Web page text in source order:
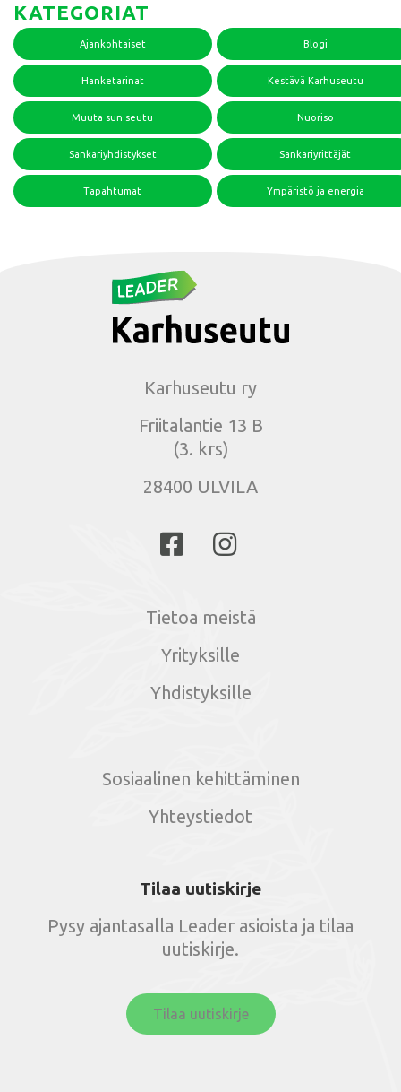
KATEGORIAT
Ajankohtaiset Blogi
Hanketarinat Kestävä Karhuseutu
Muuta sun seutu Nuoriso
Sankariyhdistykset Sankariyrittäjät
Tapahtumat Ympäristö ja energia
Karhuseutu ry
Friitalantie 13 B
(3. krs)
28400 ULVILA
Tietoa meistä
Yrityksille
Yhdistyksille
Sosiaalinen kehittäminen
Yhteystiedot
Tilaa uutiskirje
Pysy ajantasalla Leader asioista ja tilaa
uutiskirje.
Tilaa uutiskirje